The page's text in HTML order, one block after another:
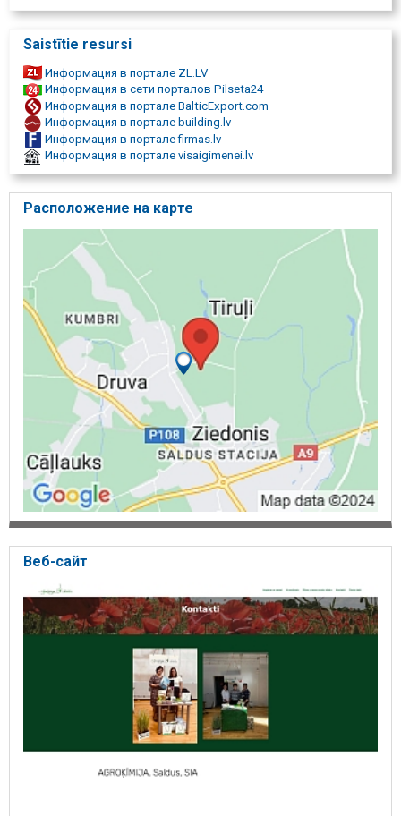
Saistītie resursi
Информация в портале ZL.LV
Информация в сети порталов Pilseta24
Информация в портале BalticExport.com
Информация в портале building.lv
Информация в портале firmas.lv
Информация в портале visaigimenei.lv
Расположение на карте
Веб-сайт